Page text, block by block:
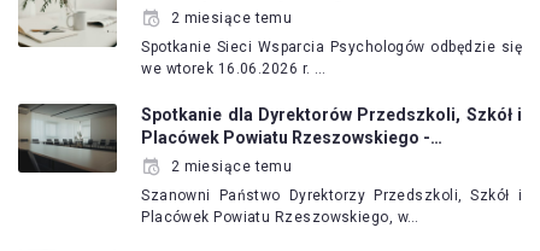
2 miesiące temu
Spotkanie Sieci Wsparcia Psychologów odbędzie się
we wtorek 16.06.2026 r. …
Spotkanie dla Dyrektorów Przedszkoli, Szkół i
Placówek Powiatu Rzeszowskiego -…
2 miesiące temu
Szanowni Państwo Dyrektorzy Przedszkoli, Szkół i
Placówek Powiatu Rzeszowskiego, w…